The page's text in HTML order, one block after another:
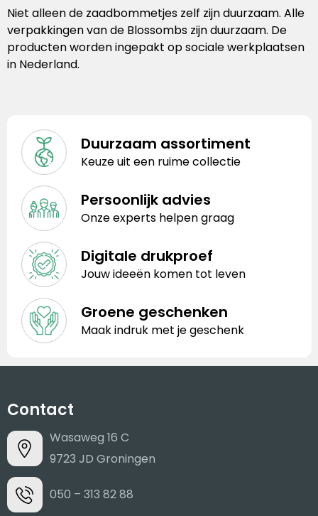
Niet alleen de zaadbommetjes zelf zijn duurzaam. Alle
verpakkingen van de Blossombs zijn duurzaam. De
producten worden ingepakt op sociale werkplaatsen
in Nederland.
Duurzaam assortiment
Keuze uit een ruime collectie
Persoonlijk advies
Onze experts helpen graag
Digitale drukproef
Jouw ideeën komen tot leven
Groene geschenken
Maak indruk met je geschenk
Contact
Wasaweg 16 C
9723 JD Groningen
050 – 313 82 88